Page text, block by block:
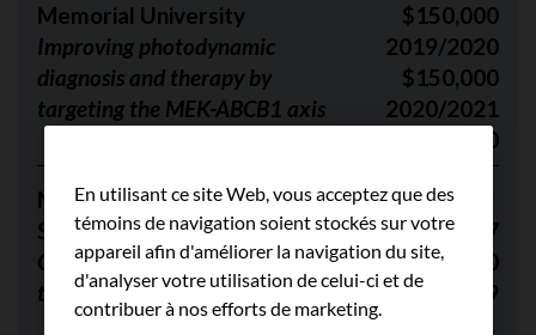
Memorial University
Improving photodynamic
diagnosis and therapy by
targeting the MEK-ABCB1 axis
$150,000
2019/2020
$150,000
2020/2021
$150,000
Martel, Anne
Sunnybrook Research Institute
Quantitative assessment of
tumour burden in breast cancer
2018/2019
$149,867
2019//2020
$149,969
2020/2021
En utilisant ce site Web, vous acceptez que des
témoins de navigation soient stockés sur votre
appareil afin d'améliorer la navigation du site,
d'analyser votre utilisation de celui-ci et de
contribuer à nos efforts de marketing.